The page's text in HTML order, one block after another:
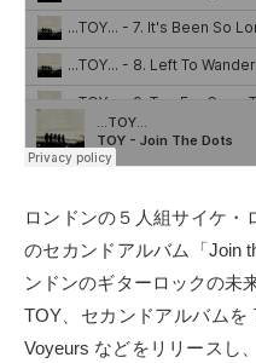
Facebook
instagram
Tumblr
Soundcloud
to indienative
ロンドンの５人組サイケ・
のセカンドアルバム「Join
ンドンのギターロックの未
TOY、セカンドアルバムを
Voyeurs などをリリースし